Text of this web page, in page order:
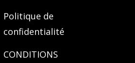
Politique de
confidentialité
CONDITIONS